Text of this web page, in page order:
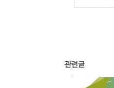
관련글